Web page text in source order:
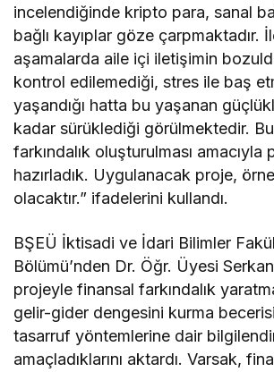
incelendiğinde kripto para, sanal
bağlı kayıplar göze çarpmaktadır.
aşamalarda aile içi iletişimin
kontrol edilemediği, stres ile baş
yaşandığı hatta bu yaşanan
kadar sürüklediği görülmektedir.
farkındalık oluşturulması amacıyla
hazırladık. Uygulanacak proje,
olacaktır.” ifadelerini kullandı.
BŞEÜ İktisadi ve İdari Bilimler
Bölümü’nden Dr. Öğr. Üyesi
projeyle finansal farkındalık
gelir-gider dengesini kurma
tasarruf yöntemlerine dair
amaçladıklarını aktardı. Varsak,